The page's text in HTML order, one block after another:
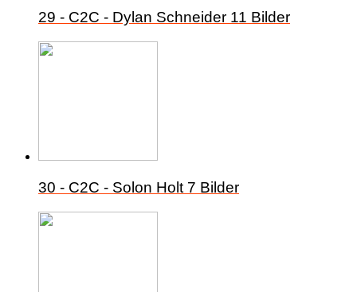
29 - C2C - Dylan Schneider 11 Bilder
30 - C2C - Solon Holt 7 Bilder